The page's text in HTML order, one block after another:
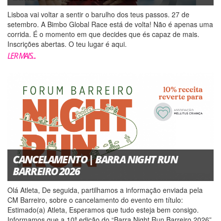
Lisboa vai voltar a sentir o barulho dos teus passos. 27 de
setembro. A Bimbo Global Race está de volta! Não é apenas uma
corrida. É o momento em que decides que és capaz de mais.
Inscrições abertas. O teu lugar é aqui.
https://xistarca.pt/eventos/bimbo-g...
LER MAIS...
CANCELAMENTO | BARRA NIGHT RUN
BARREIRO 2026
Olá Atleta, De seguida, partilhamos a informação enviada pela
CM Barreiro, sobre o cancelamento do evento em título:
Estimado(a) Atleta, Esperamos que tudo esteja bem consigo.